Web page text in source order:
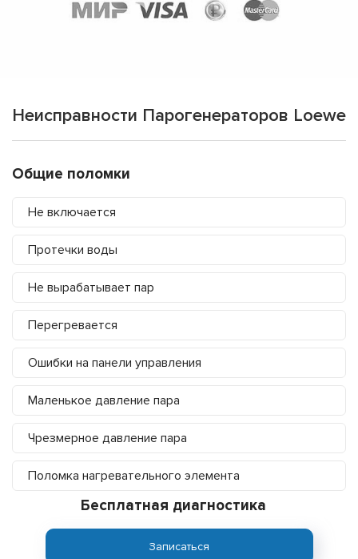
Неисправности Парогенераторов Loewe
Общие поломки
Не включается
Протечки воды
Не вырабатывает пар
Перегревается
Ошибки на панели управления
Маленькое давление пара
Чрезмерное давление пара
Поломка нагревательного элемента
Бесплатная диагностика
Записаться